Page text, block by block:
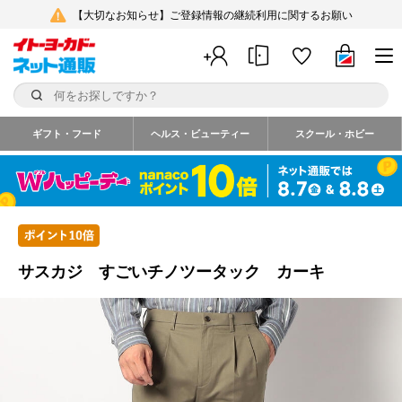
【大切なお知らせ】ご登録情報の継続利用に関するお願い
ギフト・フード ヘルス・ビューティー スクール・ホビー
サスカジ すごいチノツータック カーキ